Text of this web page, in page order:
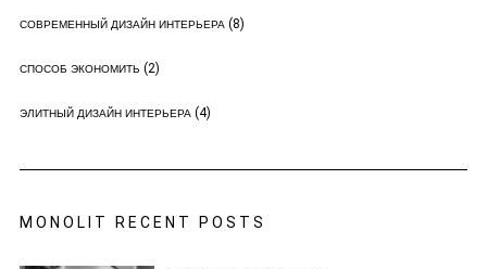
СОВРЕМЕННЫЙ ДИЗАЙН ИНТЕРЬЕРА(8)
СПОСОБ ЭКОНОМИТЬ (2)
ЭЛИТНЫЙ ДИЗАЙН ИНТЕРЬЕРА(4)
MONOLIT RECENT POSTS